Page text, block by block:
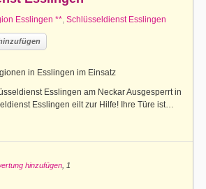
Esslingen **, Schlüsseldienst Esslingen
in Esslingen im Einsatz
Esslingen am Neckar Ausgesperrt in
Esslingen eilt zur Hilfe! Ihre Türe ist…
hinzufügen , 1